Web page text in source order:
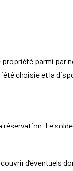
parmi par
choisie et la
Le
d’éventuels